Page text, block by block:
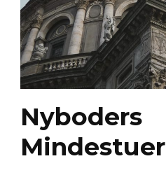
Nyboders
Mindestuer